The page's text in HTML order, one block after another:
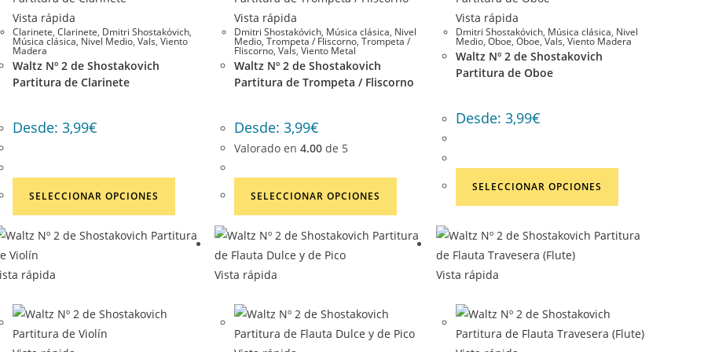
en
la
de
elegir
en
Vista rápida
Clarinete, Clarinete, Dmitri Shostakóvich,
Música clásica, Nivel Medio, Vals, Viento
Madera
Waltz Nº 2 de Shostakovich
Partitura de Clarinete
Desde: 3,99€
SELECCIONAR OPCIONES
múltiples
Vista rápida
Dmitri Shostakóvich, Música clásica, Nivel
Medio, Trompeta / Fliscorno, Trompeta /
Fliscorno, Vals, Viento Metal
Waltz Nº 2 de Shostakovich
Partitura de Trompeta / Fliscorno
Desde: 3,99€
Valorado en 4.00de 5
SELECCIONAR OPCIONES
múltiples
Vista rápida
Dmitri Shostakóvich, Música clásica, Nivel
Medio, Oboe, Oboe, Vals, Viento Madera
Waltz Nº 2 de Shostakovich
Partitura de Oboe
Desde: 3,99€
SELECCIONAR OPCIONES
múltiples
pueden
rápida Vista rápida Vista rápida